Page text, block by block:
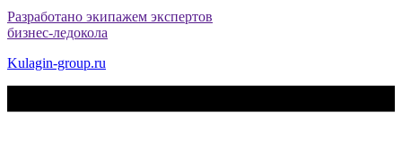
Разработано экипажем экспертов
бизнес-ледокола
Kulagin-group.ru